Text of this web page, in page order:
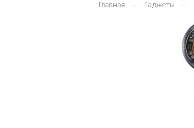
Главная Гаджеты